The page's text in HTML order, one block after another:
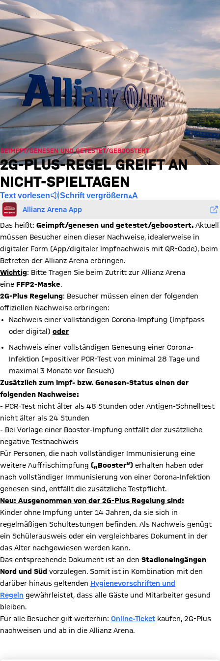
GEIMPFT/GENESEN UND GETESTET/GEBOOSTERT
2G-PLUS-REGEL GREIFT AN
NICHT-SPIELTAGEN
Text vorlesen Schrift vergrößern
Allianz Arena App
Das heißt: Geimpft/genesen und getestet/geboostert. Aktuell
müssen Besucher einen dieser Nachweise, idealerweise in
digitaler Form (App/digitaler Impfnachweis mit QR-Code), beim
Betreten der Allianz Arena erbringen.
Wichtig: Bitte Tragen Sie beim Zutritt zur Allianz Arena
eine FFP2-Maske.
2G-Plus Regelung: Besucher müssen einen der folgenden
offiziellen Nachweise erbringen:
Nachweis einer vollständigen Corona-Impfung (Impfpass
oder digital) oder
Nachweis einer vollständigen Genesung einer Corona-
Infektion (=positiver PCR-Test von minimal 28 Tage und
maximal 3 Monate vor Besuch)
Zusätzlich zum Impf- bzw. Genesen-Status einen der
folgenden Nachweise:
- PCR-Test nicht älter als 48 Stunden oder Antigen-Schnelltest
nicht älter als 24 Stunden
- Bei Vorlage einer Booster-Impfung entfällt der zusätzliche
negative Testnachweis
Für Personen, die nach vollständiger Immunisierung eine
weitere Auffrischimpfung („Booster“) erhalten haben oder
nach vollständiger Immunisierung von einer Corona-Infektion
genesen sind, entfällt die zusätzliche Testpflicht.
Neu: Ausgenommen von der 2G-Plus Regelung sind:
Kinder ohne Impfung unter 14 Jahren, da sie sich in
regelmäßigen Schultestungen befinden. Als Nachweis genügt
ein Schülerausweis oder ein vergleichbares Dokument in der
das Alter nachgewiesen werden kann.
Das entsprechende Dokument ist an den Stadioneingängen
Nord und Süd vorzulegen. Somit ist in Kombination mit den
darüber hinaus geltenden Hygienevorschriften und
Regeln gewährleistet, dass alle Gäste und Mitarbeiter gesund
bleiben.
Für alle Besucher gilt weiterhin: Online-Ticket kaufen, 2G-Plus
nachweisen und ab in die Allianz Arena.